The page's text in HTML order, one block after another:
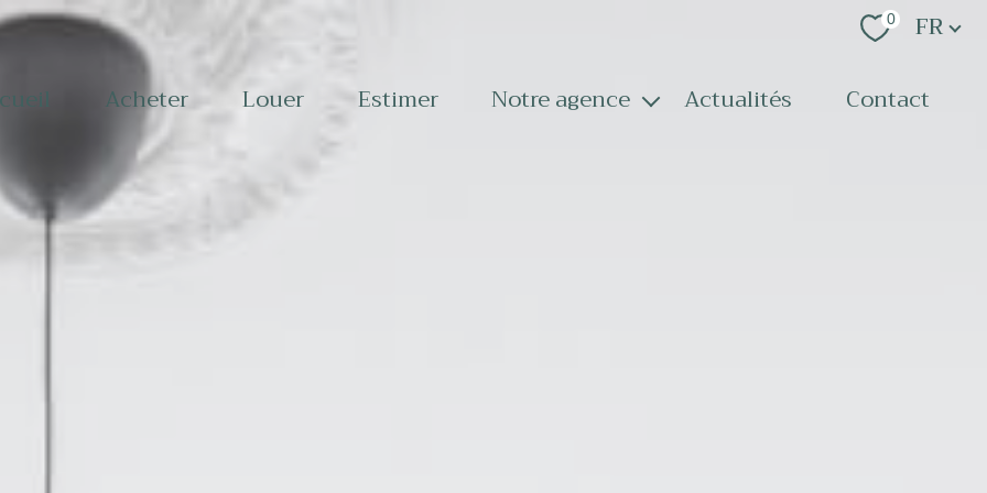
0 Langue
FR
acheter louer estimer notre agence actualités contact